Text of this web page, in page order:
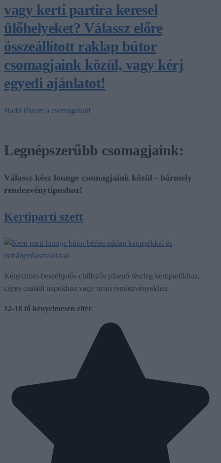
vagy kerti partira keresel
ülőhelyeket? Válassz előre
összeállított raklap bútor
csomagjaink közül, vagy kérj
egyedi ajánlatot!
Hadd lássam a csomagokat!
Legnépszerűbb csomagjaink:
Válassz kész lounge csomagjaink közül - bármely
rendezvénytípushoz!
Kertiparti szett
Kényelmes beszélgetős-chillezős pihenő részleg kertipartikhoz,
céges családi napokhoz vagy nyári rendezvényekhez.
12-18 fő kényelmesen elfér